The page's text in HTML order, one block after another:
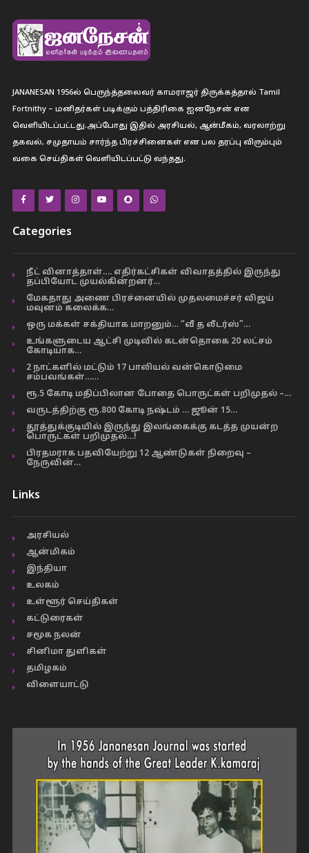
JANANESAN 1956ல் பெருந்த்தலைவர் காமராஜர் திருக்கத்தால் Tamil
Fortnithy – மனிதர்கள் படிக்கும் பத்திரிகை ஐனநேசன் என
வெளியிடப்பட்டது.அப்போது இதில் அரசியல், ஆன்மீகம், வரலாற்று
தகவல், சமுதாயம் சார்ந்த பிரச்சினைகள் என பல தரப்பு விரும்பும்
வகை செய்திகள் வெளியிடப்பட்டு வந்தது.
Categories
நீட் வினாத்தாள்…. எதிர்கட்சிகள் விவாதத்தில் இருந்து
தப்பியோட முயல்கின்றனர்…
மேகதாது அணை பிரச்னையில் முதலமைச்சர் விஜய்
மவுனம் கலைக்க…
ஒரு மக்கள் சக்தியாக மாறனும்… “வீ த லீடர்ஸ்”…
உங்களுடைய ஆட்சி முடிவில் கடன்தொகை 20 லட்சம்
கோடியாக…
2 நாட்களில் மட்டும் 17 பாலியல் வன்கொடுமை
சம்பவங்கள்……
ரூ.5 கோடி மதிப்பிலான போதை பொருட்கள் பறிமுதல் –…
வருடத்திற்கு ரூ.800 கோடி நஷ்டம் … ஜூன் 15…
தூத்துக்குடியில் இருந்து இலங்கைக்கு கடத்த முயன்ற
பொருட்கள் பறிமுதல்…!
பிரதமராக பதவியேற்று 12 ஆண்டுகள் நிறைவு –
நேருவின்…
Links
அரசியல்
ஆன்மிகம்
இந்தியா
உலகம்
உள்ளூர் செய்திகள்
கட்டுரைகள்
சமூக நலன்
சினிமா துளிகள்
தமிழகம்
விளையாட்டு